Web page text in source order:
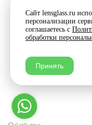
Сайт lensglass.ru
персонализации
соглашаетесь с
обработки
Принять